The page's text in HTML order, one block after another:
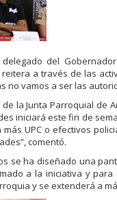
del
a través de las
no vamos a ser las
la Junta Parroquial
iniciará este fin de
UPC o efectivos
comentó.
se ha diseñado una
a la iniciativa y
y se extenderá a